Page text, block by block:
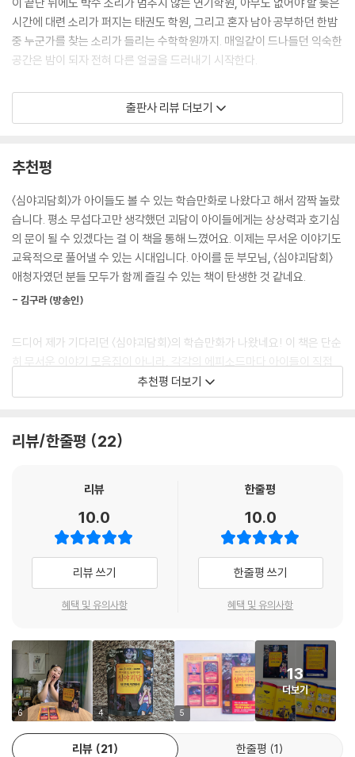
시간에 대련 소리가 퍼지는 태권도 학원, 그리고 혼자 남아 공부하던 한밤
중 누군가를 찾는 소리가 들리는 수학학원까지. 매일같이 드나들던 익숙한
공간은 밤이 되자 전혀 다른 얼굴을 드러내기 시작한다.
〈무서워도 놀라지마〉 시리즈는 단순한 공포 이야기가 아니라, 아이들이 직
접 괴담 속 단서를 추리하고 미스터리를 해결해 나가는 참여형 공포 어드
그리고 어둠 속에서 점점 선명해지는 정체불명의 존재들…. 아이들이 실제
로 느낄 법한 불안과 긴장감을 괴담 속 공포로 자연스럽게 풀어냈다.
니니키즈와 함께 사건 속 숨겨진 규칙을 찾아내고, IQ 미션을 해결하며 학
원에 얽힌 비밀을 하나씩 밝혀 나간다. 아이들은 이야기를 따라가며 두려
움을 극복하는 용기와 스스로 답을 찾아가는 재미를 함께 경험할 수 있을
출판사 리뷰 더보기
추천평
〈심야괴담회〉가 아이들도 볼 수 있는 학습만화로 나왔다고 해서 깜짝 놀랐
습니다. 평소 무섭다고만 생각했던 괴담이 아이들에게는 상상력과 호기심
의 문이 될 수 있겠다는 걸 이 책을 통해 느꼈어요. 이제는 무서운 이야기도
교육적으로 풀어낼 수 있는 시대입니다. 아이를 둔 부모님, 〈심야괴담회〉
애청자였던 분들 모두가 함께 즐길 수 있는 책이 탄생한 것 같네요.
- 김구라 (방송인)
드디어 제가 기다리던 〈심야괴담회〉의 학습만화가 나왔네요! 이 책은 단순
히 무서운 이야기 모음집이 아니라, 각각의 에피소드마다 아이들이 직접
퀴즈를 풀고 생각할 수 있게 만든 똑똑한 괴담이에요. 공포와 학습의 콜라
보!! 괴담과 퀴즈가 이렇게 잘 어울릴 수 있다는 걸 처음 알았어요. 무한 창
- 김숙 (방송인)
처음엔 ‘무서운 이야기를 어린이용으로 만든다고?’ 하고 걱정했어요. 그런
로 상상력과 교훈을 줄 수 있는 탁월한 내용이더라고요. 이 책은 단순한 괴
담집이 아니라, 아이들이 이야기를 읽고, 흥미롭게 지식을 쌓을 수 있도록
설계된 똑똑한 책이에요. 아이와 어른이 함께 즐길 수 있는 재밌는 책이 나
왔다고 생각합니다.
- 김호영 (뮤지컬 배우)
〈심야괴담회〉를 녹화할 때마다 상상 이상의 이야기들에 놀라고 몰입하게
되는데요. 이제는 그 몰입을 만화로도 느낄 수 있다니 너무 반가워요. 이 책
을 읽으면서도 제가 평소 방송에서 보여주는 리액션 그대로 나올 수밖에
없는 책이었어요. 무서운 거 좋아하는 분들, 꼭 읽어보세요!
- 김아영 (배우)
추천평 더보기
리뷰/한줄평 22
리뷰
10.0
리뷰 쓰기
혜택 및 유의사항
한줄평
10.0
한줄평 쓰기
혜택 및 유의사항
6 4 5
13
더보기
리뷰 21 한줄평 1